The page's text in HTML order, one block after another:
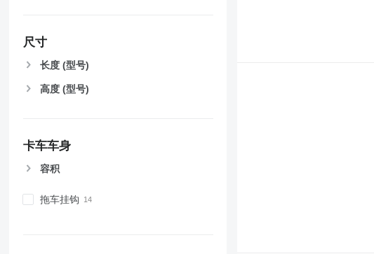
尺寸
长度 (型号)
高度 (型号)
卡车车身
容积
拖车挂钩